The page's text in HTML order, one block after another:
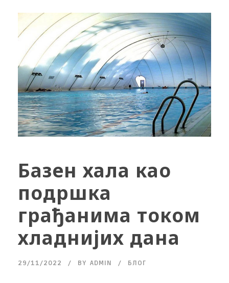
Базен хала као
подршка
грађанима током
хладнијих дана
29/11/2022 BY ADMIN БЛОГ